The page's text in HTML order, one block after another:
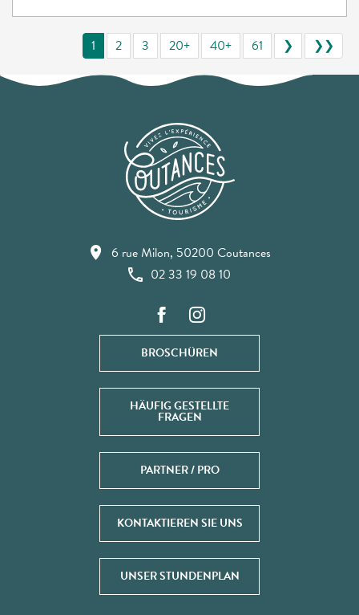
1 2 3 20+ 40+ 61 ❯ ❯❯
6 rue Milon, 50200 Coutances
02 33 19 08 10
BROSCHÜREN
HÄUFIG GESTELLTE
FRAGEN
PARTNER / PRO
KONTAKTIEREN SIE UNS
UNSER STUNDENPLAN